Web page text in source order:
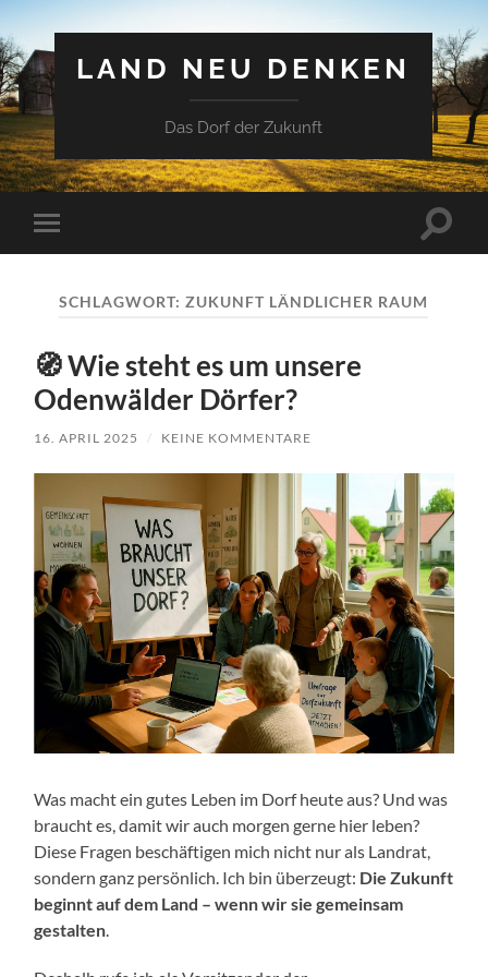
LAND NEU DENKEN
Das Dorf der Zukunft
Mobile-
Menü
SCHLAGWORT:ZUKUNFT LÄNDLICHER RAUM
🧭 Wie steht es um unsere
Odenwälder Dörfer?
16. APRIL 2025 / KEINE KOMMENTARE
Was macht ein gutes Leben im Dorf heute aus? Und was
braucht es, damit wir auch morgen gerne hier leben?
Diese Fragen beschäftigen mich nicht nur als Landrat,
sondern ganz persönlich. Ich bin überzeugt: Die Zukunft
beginnt auf dem Land – wenn wir sie gemeinsam
gestalten.